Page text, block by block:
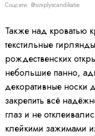
Соцсети: @simplyscandikatie
Также над кроватью
текстильные
рождественских
небольшие панно,
декоративные носки
закрепить всё
глаз и не
клейкими зажимами